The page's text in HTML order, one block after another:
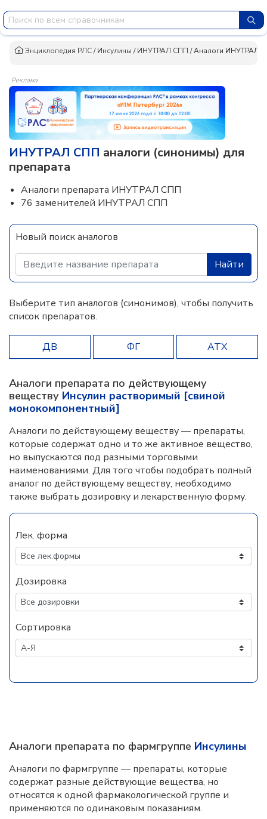
Энциклопедия РЛС/Инсулины /ИНУТРАЛ СПП /Аналоги ИНУТРАЛ
Реклама
ИНУТРАЛ СПП аналоги (синонимы) для
препарата
Аналоги препарата ИНУТРАЛ СПП
76 заменителей ИНУТРАЛ СПП
Новый поиск аналогов
Найти
Выберите тип аналогов (синонимов), чтобы получить
список препаратов.
ДВ ФГ АТХ
Аналоги препарата по действующему
веществу Инсулин растворимый [свиной
монокомпонентный]
Аналоги по действующему веществу — препараты,
которые содержат одно и то же активное вещество,
но выпускаются под разными торговыми
наименованиями. Для того чтобы подобрать полный
аналог по действующему веществу, необходимо
также выбрать дозировку и лекарственную форму.
Лек. форма
Дозировка
Сортировка
Аналоги препарата по фармгруппе Инсулины
Аналоги по фармгруппе — препараты, которые
содержат разные действующие вещества, но
относятся к одной фармакологической группе и
применяются по одинаковым показаниям.